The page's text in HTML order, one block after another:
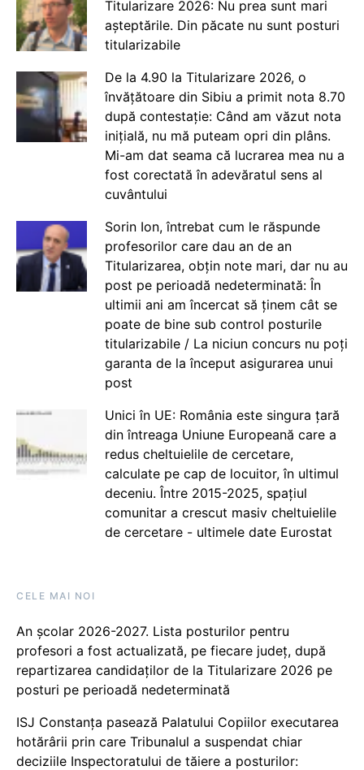
Titularizare 2026: Nu prea sunt mari
așteptările. Din păcate nu sunt posturi
titularizabile
De la 4.90 la Titularizare 2026, o
învățătoare din Sibiu a primit nota 8.70
după contestație: Când am văzut nota
inițială, nu mă puteam opri din plâns.
Mi-am dat seama că lucrarea mea nu a
fost corectată în adevăratul sens al
cuvântului
Sorin Ion, întrebat cum le răspunde
profesorilor care dau an de an
Titularizarea, obțin note mari, dar nu au
post pe perioadă nedeterminată: În
ultimii ani am încercat să ținem cât se
poate de bine sub control posturile
titularizabile / La niciun concurs nu poți
garanta de la început asigurarea unui
post
Unici în UE: România este singura țară
din întreaga Uniune Europeană care a
redus cheltuielile de cercetare,
calculate pe cap de locuitor, în ultimul
deceniu. Între 2015-2025, spațiul
comunitar a crescut masiv cheltuielile
de cercetare - ultimele date Eurostat
CELE MAI NOI
An școlar 2026-2027. Lista posturilor pentru
profesori a fost actualizată, pe fiecare județ, după
repartizarea candidaților de la Titularizare 2026 pe
posturi pe perioadă nedeterminată
ISJ Constanța pasează Palatului Copiilor executarea
hotărârii prin care Tribunalul a suspendat chiar
deciziile Inspectoratului de tăiere a posturilor: